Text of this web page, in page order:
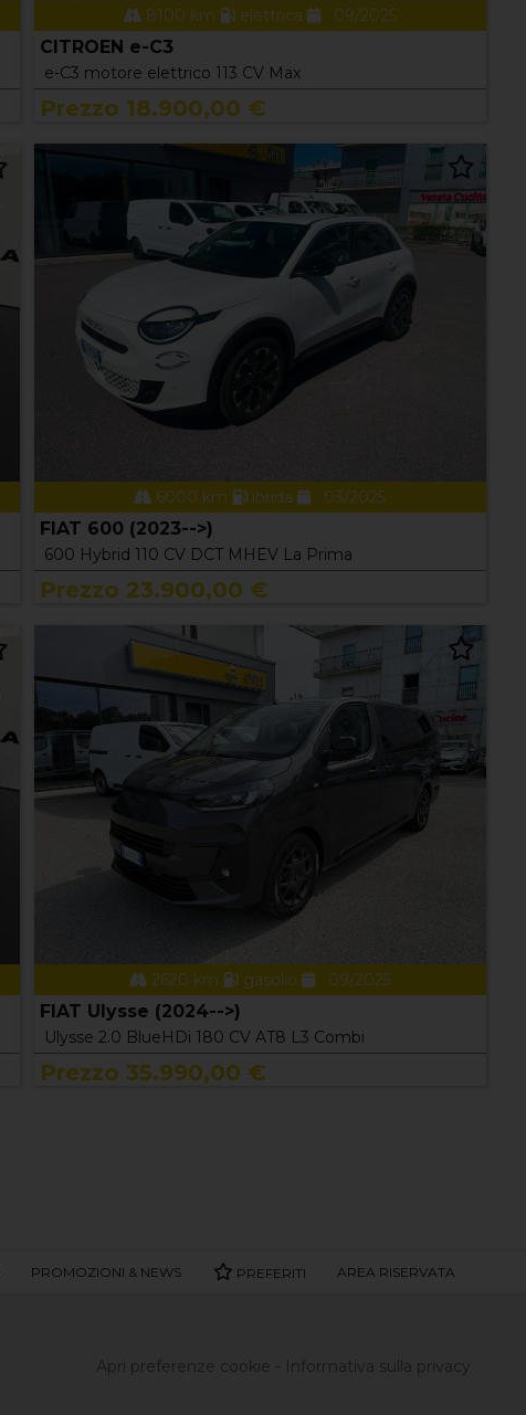
8100 km elettrica 09/2025
CITROEN e-C3
e-C3 motore elettrico 113 CV Max
Prezzo 18.900,00 €
6000 km ibrida 03/2025
FIAT 600 (2023-->)
600 Hybrid 110 CV DCT MHEV La Prima
Prezzo 23.900,00 €
2620 km gasolio 09/2025
FIAT Ulysse (2024-->)
Ulysse 2.0 BlueHDi 180 CV AT8 L3 Combi
Prezzo 35.990,00 €
PROMOZIONI & NEWS PREFERITI AREA RISERVATA
Apri preferenze cookie - Informativa sulla privacy